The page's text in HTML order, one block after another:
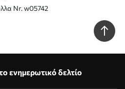
Nr. w05742
ενημερωτικό δελτίο